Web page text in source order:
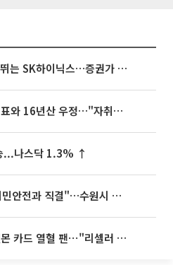
'불안과 기대 사이' 널뛰는 SK하이닉스…증권가 "HBM4·LTA 기반 펀터멘털 견고"
'나혼산' 류혜영, 고경표와 16년산 우정…"자취방서 부모님과 마주쳐"
...나스닥 1.3% ↑
이재준 시장 "정전, 시민안전과 직결"…수원시 비상대응체계 가동
'차쥐뿔' 이준영, 포켓몬 카드 열혈 팬⋯"리셀러 처단할 것"